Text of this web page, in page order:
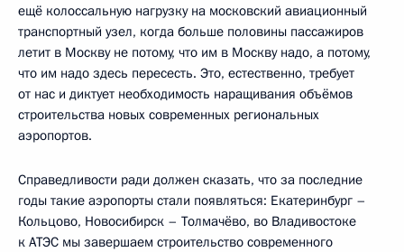
ещё колоссальную нагрузку на московский авиационный
транспортный узел, когда больше половины пассажиров
летит в Москву не потому, что им в Москву надо, а потому,
что им надо здесь пересесть. Это, естественно, требует
от нас и диктует необходимость наращивания объёмов
строительства новых современных региональных
аэропортов.
Справедливости ради должен сказать, что за последние
годы такие аэропорты стали появляться: Екатеринбург –
Кольцово, Новосибирск – Толмачёво, во Владивостоке
к АТЭС мы завершаем строительство современного